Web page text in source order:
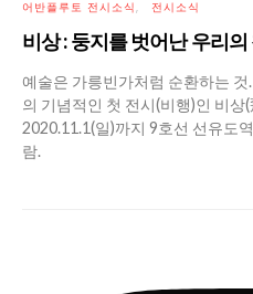
어반플루토 전시소식 전시소식
비상 : 둥지를 벗어난 우리
예술은 가릉빈가처럼 순환하는
의 기념적인 첫 전시(비행)인 비상
2020.11.1(일)까지 9호선 선유도
람.